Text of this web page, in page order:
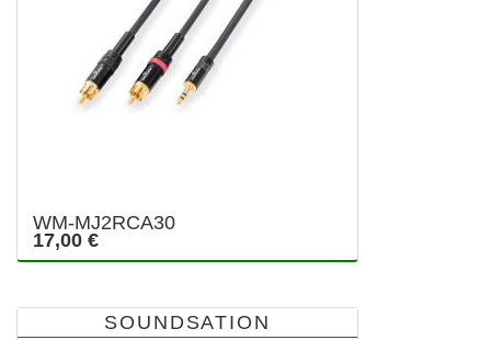
WM-MJ2RCA30
17,00 €
SOUNDSATION